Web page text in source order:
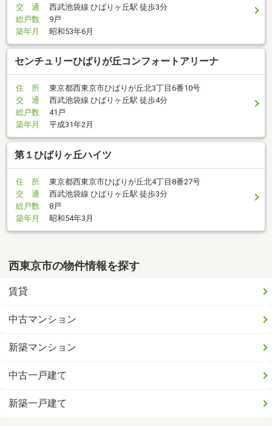
交 通
西武池袋線 ひばりヶ丘駅 徒歩3分
総戸数
9戸
築年月
昭和53年6月
センチュリーひばりが丘コンフォートアリーナ
住 所
東京都西東京市ひばりが丘北3丁目6番10号
交 通
西武池袋線 ひばりヶ丘駅 徒歩4分
総戸数
41戸
築年月
平成31年2月
第１ひばりヶ丘ハイツ
住 所
東京都西東京市ひばりが丘北4丁目8番27号
交 通
西武池袋線 ひばりヶ丘駅 徒歩3分
総戸数
8戸
築年月
昭和54年3月
西東京市の物件情報を探す
賃貸
中古マンション
新築マンション
中古一戸建て
新築一戸建て